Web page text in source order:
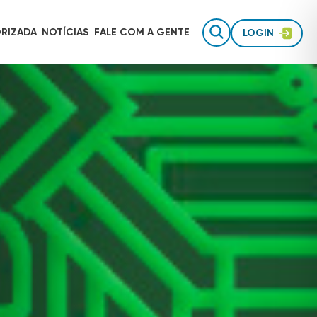
Gestão de equipes de campo
Rastreamento para uso pessoal
Inteligência de dados
Acessórios de segurança
AUTOTRAC É INVESTIMENTO
TECNOLOGIA AUTOTRAC
NOTÍCIAS FALE COM A GENTE LOGIN